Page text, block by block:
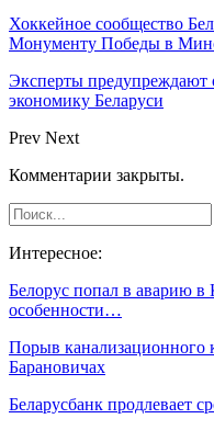
Хоккейное сообщество
Монументу Победы в
Эксперты
экономику Беларуси
Prev Next
Комментарии закрыты.
Интересное:
Белорус попал в аварию в
особенности…
Порыв канализационного
Барановичах
Беларусбанк продлевает